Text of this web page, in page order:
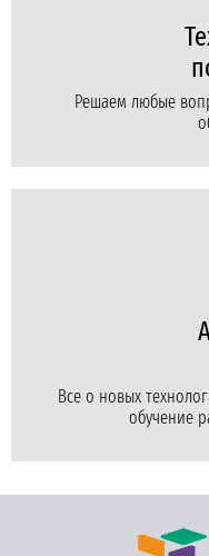
Решаем любые
Все о новых
обучение